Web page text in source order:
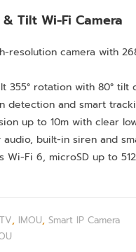
& Tilt Wi-Fi Camera
resolution camera with
355° rotation with 80° tilt
detection and smart
up to 10m with clear
audio, built-in siren and
Wi-Fi 6, microSD up to
, IMOU,Smart IP Camera